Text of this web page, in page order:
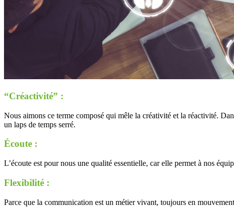
“Créactivité” :
Nous aimons ce terme composé qui mêle la créativité et la réactivité.
un laps de temps serré.
Écoute :
L’écoute est pour nous une qualité essentielle, car elle permet à nos
Flexibilité :
Parce que la communication est un métier vivant, toujours en